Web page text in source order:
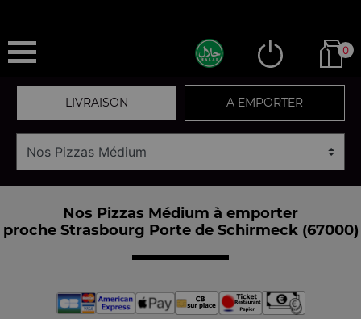
0
LIVRAISON A EMPORTER
Nos Pizzas Médium à emporter
proche Strasbourg Porte de Schirmeck (67000)